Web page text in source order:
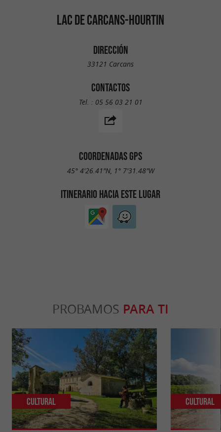
LAC DE CARCANS-HOURTIN
DIRECCIÓN
33121 Carcans
CONTACTOS
Tel. : 05 56 03 21 01
COORDENADAS GPS
45° 4'26.41"N, 1° 7'31.48"W
ITINERARIO HACIA ESTE LUGAR
PROBAMOS PARA TI
Cultural Cultural